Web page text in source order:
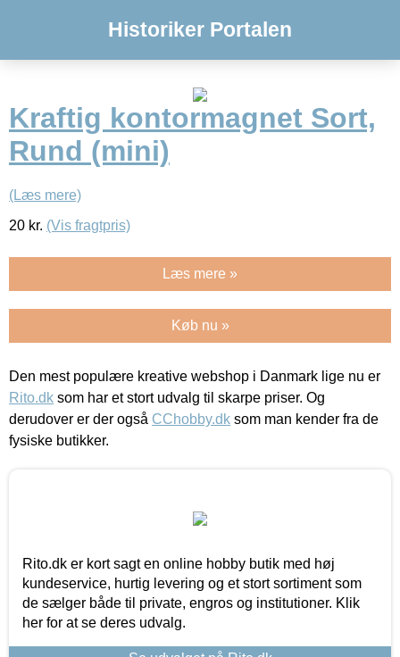
Historiker Portalen
Kraftig kontormagnet Sort,
Rund (mini)
(Læs mere)
20 kr. (Vis fragtpris)
Læs mere »
Køb nu »
Den mest populære kreative webshop i Danmark lige nu er
Rito.dk som har et stort udvalg til skarpe priser. Og
derudover er der også CChobby.dk som man kender fra de
fysiske butikker.
Rito.dk er kort sagt en online hobby butik med høj
kundeservice, hurtig levering og et stort sortiment som
de sælger både til private, engros og institutioner. Klik
her for at se deres udvalg.